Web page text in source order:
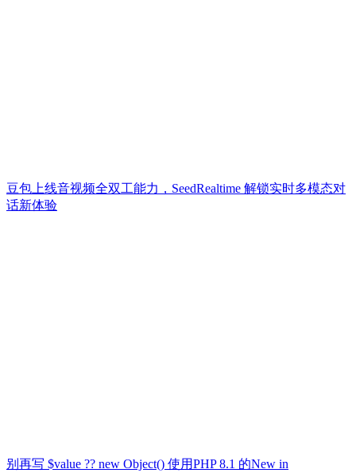
豆包上线音视频全双工能力，SeedRealtime 解锁实时多模态对
话新体验
别再写 $value ?? new Object() 使用PHP 8.1 的New in